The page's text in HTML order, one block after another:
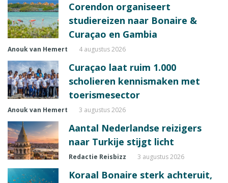
Corendon organiseert
studiereizen naar Bonaire &
Curaçao en Gambia
Anouk van Hemert 4 augustus 2026
Curaçao laat ruim 1.000
scholieren kennismaken met
toerismesector
Anouk van Hemert 3 augustus 2026
Aantal Nederlandse reizigers
naar Turkije stijgt licht
Redactie Reisbizz 3 augustus 2026
Koraal Bonaire sterk achteruit,